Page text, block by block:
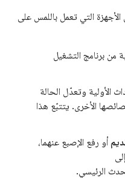
التي تعمل باللمس على
من برنامج التشغيل
الأولية وتعدّل الحالة
الأخرى. يتتبّع هذا
أو رفع الإصبع عنهما،
الرئيسي.